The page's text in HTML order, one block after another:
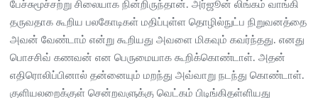
பேச்சுமூச்சற்று சிலையாக நின்றிருந்தான். அர்ஜூன் லிங்கம் வாங்கி
தருவதாக கூறிய பலகோடிகள் மதிப்புள்ள தொழில்நுட்ப நிறுவனத்தை
அவன் வேண்டாம் என்று கூறியது அவளை மிகவும் கவர்ந்தது. எனது
பொசசிவ் கணவன் என பெருமையாக கூறிக்கொண்டாள். அதன்
எதிரொலிப்பினால் தன்னையும் மறந்து அவ்வாறு நடந்து கொண்டாள்.
குளியலறைக்குள் சென்றவளுக்கு வெட்கம் பிடிங்கிதள்ளியது